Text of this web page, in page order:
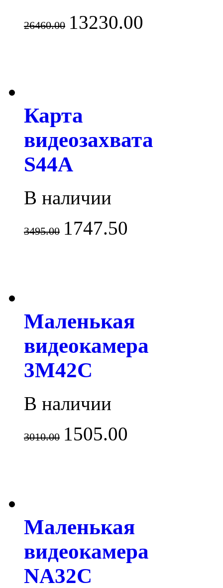
26460.00 13230.00
Карта
видеозахвата
S44A
В наличии
3495.00 1747.50
Маленькая
видеокамера
3M42C
В наличии
3010.00 1505.00
Маленькая
видеокамера
NA32C